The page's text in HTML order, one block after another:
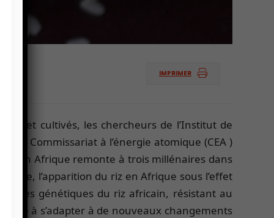
IMPRIMER
et cultivés, les chercheurs de l’Institut de
du Commissariat à l’énergie atomique (CEA )
en Afrique remonte à trois millénaires dans
l’apparition du riz en Afrique sous l’effet
génétiques du riz africain, résistant au
à s’adapter à de nouveaux changements